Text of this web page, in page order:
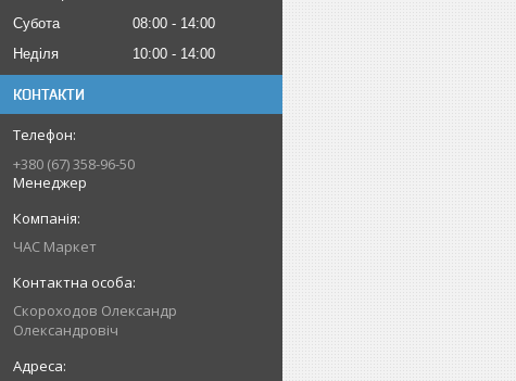
Субота
08:00
14:00
Неділя
10:00 14:00
КОНТАКТИ
+380 (67) 358-96-50
Менеджер
ЧАС Маркет
Скороходов Олександр
Олександровіч